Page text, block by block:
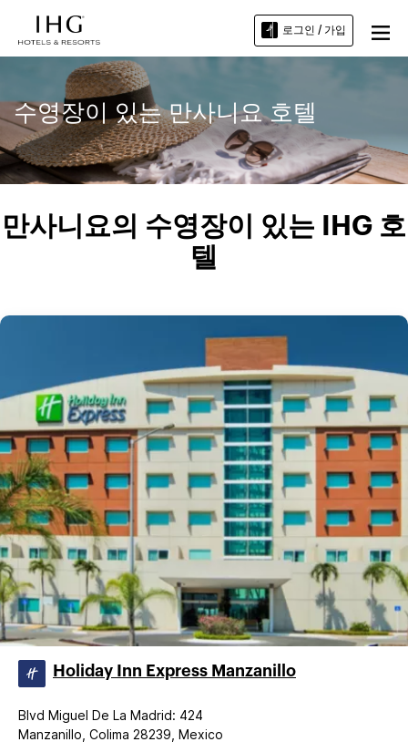
로그인 / 가입
수영장이 있는 만사니요 호텔
만사니요의 수영장이 있는 IHG 호
텔
Holiday Inn Express Manzanillo
Blvd Miguel De La Madrid: 424
Manzanillo, Colima 28239, Mexico